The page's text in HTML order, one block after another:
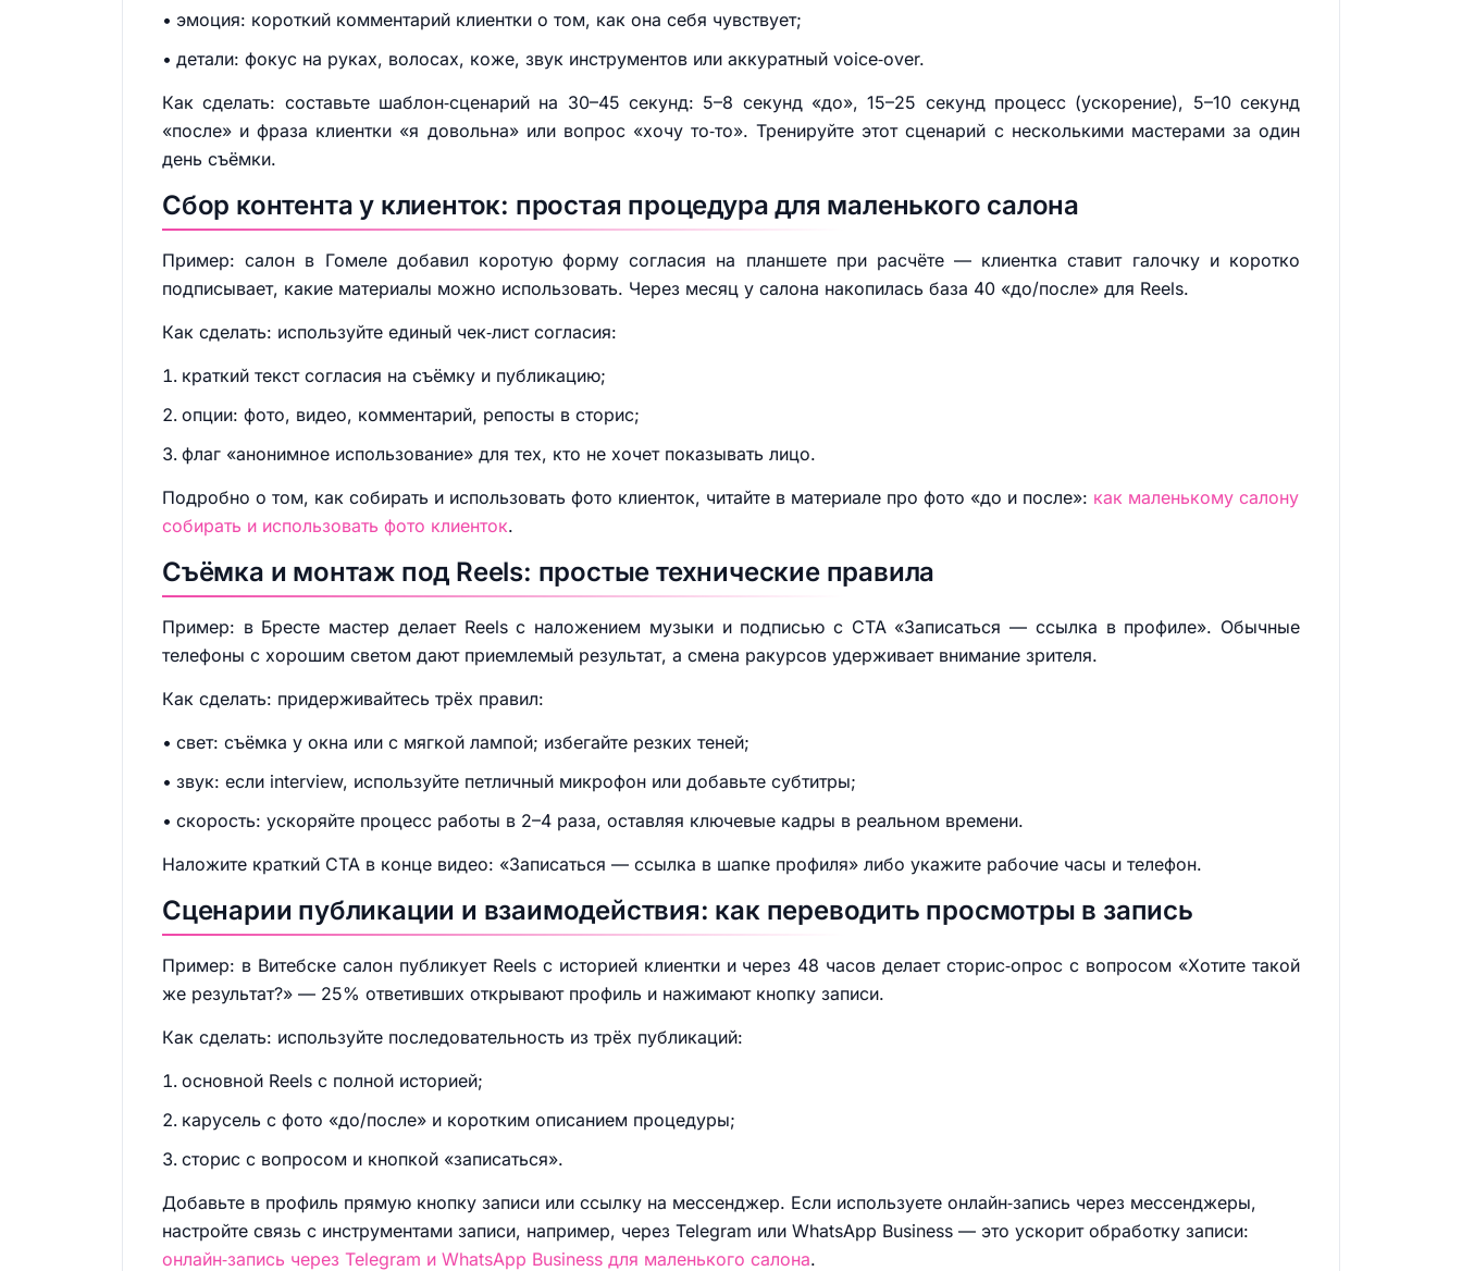
эмоция: короткий комментарий клиентки о том, как она себя чувствует;
детали: фокус на руках, волосах, коже, звук инструментов или аккуратный voice‑over.
Как сделать: составьте шаблон‑сценарий на 30–45 секунд: 5–8 секунд «до», 15–25 секунд процесс (ускорение), 5–10 секунд
«после» и фраза клиентки «я довольна» или вопрос «хочу то‑то». Тренируйте этот сценарий с несколькими мастерами за один
день съёмки.
Сбор контента у клиенток: простая процедура для маленького салона
Пример: салон в Гомеле добавил коротую форму согласия на планшете при расчёте — клиентка ставит галочку и коротко
подписывает, какие материалы можно использовать. Через месяц у салона накопилась база 40 «до/после» для Reels.
Как сделать: используйте единый чек‑лист согласия:
краткий текст согласия на съёмку и публикацию;
опции: фото, видео, комментарий, репосты в сторис;
флаг «анонимное использование» для тех, кто не хочет показывать лицо.
Подробно о том, как собирать и использовать фото клиенток, читайте в материале про фото «до и после»: как маленькому салону
собирать и использовать фото клиенток.
Съёмка и монтаж под Reels: простые технические правила
Пример: в Бресте мастер делает Reels с наложением музыки и подписью с CTA «Записаться — ссылка в профиле». Обычные
телефоны с хорошим светом дают приемлемый результат, а смена ракурсов удерживает внимание зрителя.
Как сделать: придерживайтесь трёх правил:
свет: съёмка у окна или с мягкой лампой; избегайте резких теней;
звук: если interview, используйте петличный микрофон или добавьте субтитры;
скорость: ускоряйте процесс работы в 2–4 раза, оставляя ключевые кадры в реальном времени.
Наложите краткий CTA в конце видео: «Записаться — ссылка в шапке профиля» либо укажите рабочие часы и телефон.
Сценарии публикации и взаимодействия: как переводить просмотры в запись
Пример: в Витебске салон публикует Reels с историей клиентки и через 48 часов делает сторис‑опрос с вопросом «Хотите такой
же результат?» — 25% ответивших открывают профиль и нажимают кнопку записи.
Как сделать: используйте последовательность из трёх публикаций:
основной Reels с полной историей;
карусель с фото «до/после» и коротким описанием процедуры;
сторис с вопросом и кнопкой «записаться».
Добавьте в профиль прямую кнопку записи или ссылку на мессенджер. Если используете онлайн‑запись через мессенджеры,
настройте связь с инструментами записи, например, через Telegram или WhatsApp Business — это ускорит обработку записи:
онлайн‑запись через Telegram и WhatsApp Business для маленького салона.